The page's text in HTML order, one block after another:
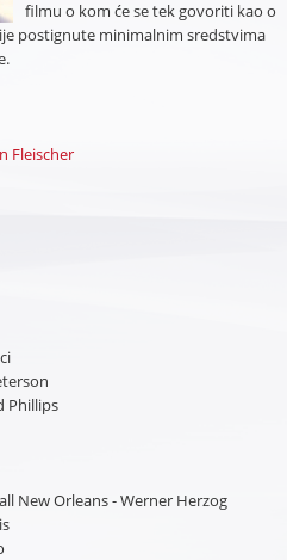
filmu o kom će se tek govoriti kao o
postignute minimalnim sredstvima
Fleischer
Phillips
New Orleans - Werner Herzog